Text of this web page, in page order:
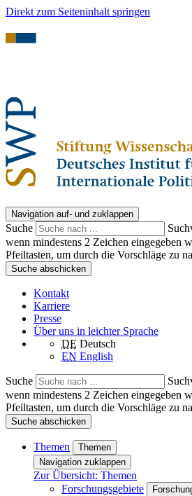
Direkt zum Seiteninhalt springen
Navigation auf- und zuklappen
Suche
wenn mindestens 2 Zeichen eingegeben
Pfeiltasten, um durch die Vorschläge zu
Suche abschicken
Kontakt
Karriere
Presse
Über uns in leichter Sprache
DE Deutsch
EN English
Suche
wenn mindestens 2 Zeichen eingegeben
Pfeiltasten, um durch die Vorschläge zu
Suche abschicken
Themen
Themen
Navigation zuklappen
Zur Übersicht: Themen
Forschungsgebiete